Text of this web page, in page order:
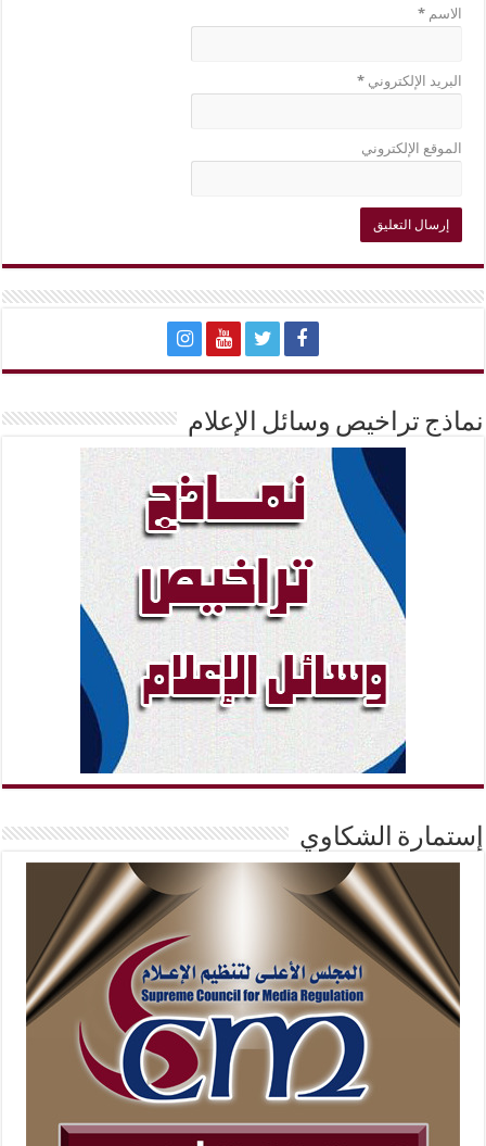
الاسم*
البريد الإلكتروني*
الموقع الإلكتروني
نماذج تراخيص وسائل الإعلام
إستمارة الشكاوي